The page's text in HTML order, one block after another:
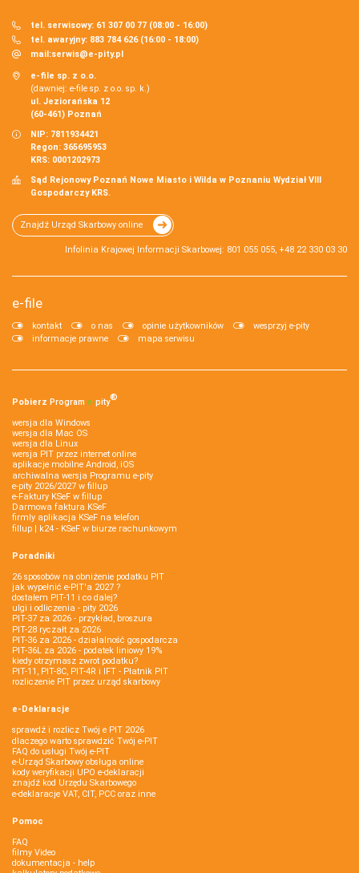
tel. serwisowy: 61 307 00 77 (08:00 - 16:00)
tel. awaryjny: 883 784 626 (16:00 - 18:00)
mail:serwis@e-pity.pl
e-file sp. z o.o.
(dawniej: e-file sp. z o.o. sp. k.)
ul. Jeziorańska 12
(60-461) Poznań
NIP: 7811934421
Regon: 365695953
KRS: 0001202973
Sąd Rejonowy Poznań Nowe Miasto i Wilda w Poznaniu Wydział VIII
Gospodarczy KRS.
Znajdź Urząd Skarbowy online
Infolinia Krajowej Informacji Skarbowej: 801 055 055, +48 22 330 03 30
e-file
kontakt o nas opinie użytkowników
wesprzyj e-pity
informacje prawne
mapa serwisu
Pobierz Program e‑pity®
wersja dla Windows
wersja dla Mac OS
wersja dla Linux
wersja PIT przez internet online
aplikacje mobilne Android, iOS
archiwalna wersja Programu e-pity
e-pity 2026/2027 w fillup
e‑Faktury KSeF w fillup
Darmowa faktura KSeF
firmly aplikacja KSeF na telefon
fillup | k24 - KSeF w biurze rachunkowym
Poradniki
26 sposobów na obniżenie podatku PIT
jak wypełnić e-PIT'a 2027 ?
dostałem PIT-11 i co dalej?
ulgi i odliczenia - pity 2026
PIT-37 za 2026 - przykład, broszura
PIT-28 ryczałt za 2026
PIT-36 za 2026 - działalność gospodarcza
PIT-36L za 2026 - podatek liniowy 19%
kiedy otrzymasz zwrot podatku?
PIT-11, PIT-8C, PIT-4R i IFT - Płatnik PIT
rozliczenie PIT przez urząd skarbowy
e-Deklaracje
sprawdź i rozlicz Twój e PIT 2026
dlaczego warto sprawdzić Twój e-PIT
FAQ do usługi Twój e-PIT
e-Urząd Skarbowy obsługa online
kody weryfikacji UPO e-deklaracji
znajdź kod Urzędu Skarbowego
e-deklaracje VAT, CIT, PCC oraz inne
Pomoc
FAQ
filmy Video
dokumentacja - help